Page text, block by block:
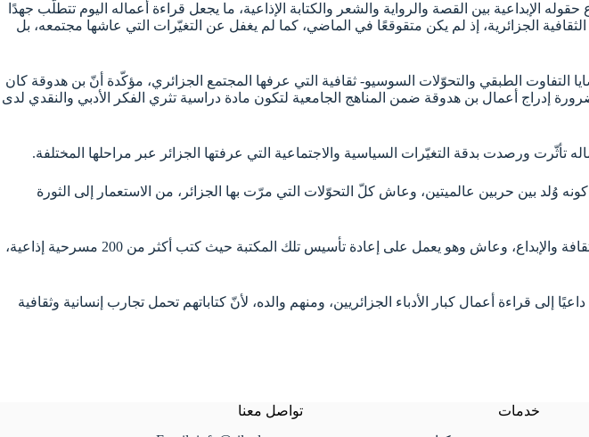
الإبداعية بين القصة والرواية والشعر والكتابة الإذاعية، ما يجعل قراءة أعماله اليوم تتطلّب جهدًا
الجزائرية، إذ لم يكن متقوقعًا في الماضي، كما لم يغفل عن التغيّرات التي عاشها مجتمعه، بل
الطبقي والتحوّلات السوسيو- ثقافية التي عرفها المجتمع الجزائري، مؤكّدة أنّ بن هدوقة كان
إدراج أعمال بن هدوقة ضمن المناهج الجامعية لتكون مادة دراسية تثري الفكر الأدبي والنقدي لدى
ورصدت بدقة التغيّرات السياسية والاجتماعية التي عرفتها الجزائر عبر مراحلها المختلفة.
وُلد بين حربين عالميتين، وعاش كلّ التحوّلات التي مرّت بها الجزائر، من الاستعمار إلى الثورة
وأضاف أنّ والده عاش تجربة مؤلمة تمثلت في حرق الاستعمار الفرنسي لمكتبة والده، لكنّه واصل شغفه بالثقافة والإبداع، وعاش وهو يعمل على إعادة تأسيس تلك المكتبة حيث كتب أكثر من 200 مسرحية إذاعية،
إلى قراءة أعمال كبار الأدباء الجزائريين، ومنهم والده، لأنّ كتاباتهم تحمل تجارب إنسانية وثقافية
خدمات
تواصل معنا